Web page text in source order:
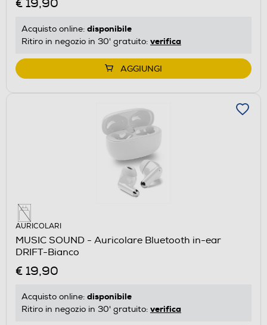
€ 19,90
Acquisto online: disponibile
Ritiro in negozio in 30' gratuito: verifica
AGGIUNGI
AURICOLARI
MUSIC SOUND - Auricolare Bluetooth in-ear
DRIFT-Bianco
€ 19,90
Acquisto online: disponibile
Ritiro in negozio in 30' gratuito: verifica